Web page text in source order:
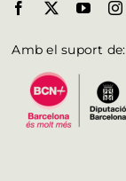
Amb el suport de: